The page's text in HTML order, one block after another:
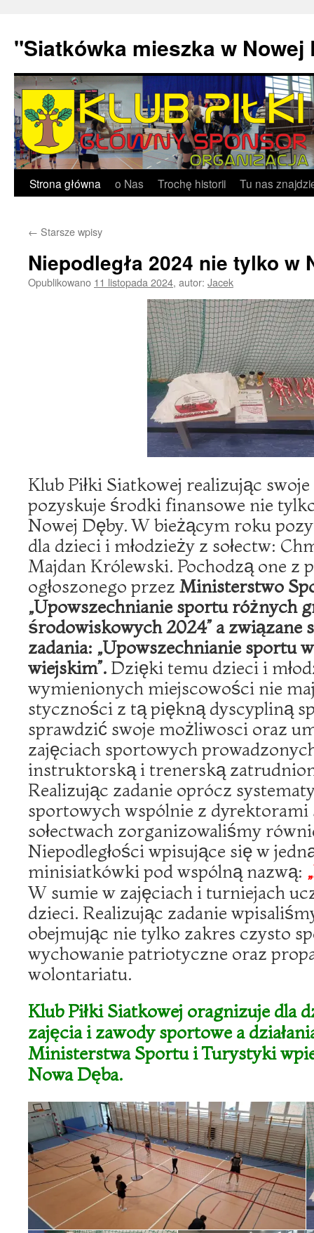
"Siatkówka mieszka w Nowej
Przejdź
treści
Strona główna o Nas Trochę historii Tu nas
← Starsze wpisy
Niepodległa 2024 nie tylko w
Opublikowano 11 listopada 2024, autor: Jacek
Klub Piłki Siatkowej realizując
pozyskuje środki finansowe nie
Nowej Dęby. W bieżącym roku
dla dzieci i młodzieży z sołectw:
Majdan Królewski. Pochodzą one z
ogłoszonego przez Ministerstwo
„Upowszechnianie sportu różnych
środowiskowych 2024” a związane
zadania: „Upowszechnianie sportu
wiejskim”. Dzięki temu dzieci i
wymienionych miejscowości nie
styczności z tą piękną dyscypliną
sprawdzić swoje możliwosci oraz
zajęciach sportowych
instruktorską i trenerską
Realizując zadanie oprócz
sportowych wspólnie z dyrektorami
sołectwach zorganizowaliśmy
Niepodległości wpisujące się w
minisiatkówki pod wspólną nazwą:
W sumie w zajęciach i turniejach
dzieci. Realizując zadanie
obejmując nie tylko zakres czysto
wychowanie patriotyczne oraz
wolontariatu.
Klub Piłki Siatkowej oragnizuje dla
zajęcia i zawody sportowe a
Ministerstwa Sportu i Turystyki
Nowa Dęba.